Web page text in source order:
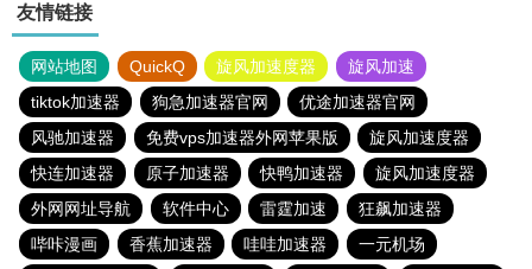
友情链接
网站地图 QuickQ 旋风加速度器
旋风加速
tiktok加速器
狗急加速器官网
优途加速器官网
风驰加速器
免费vps加速器外网苹果版
旋风加速度器
快连加速器
原子加速器 快鸭加速器
旋风加速度器
外网网址导航
软件中心 雷霆加速
狂飙加速器
哔咔漫画
香蕉加速器 哇哇加速器 一元机场